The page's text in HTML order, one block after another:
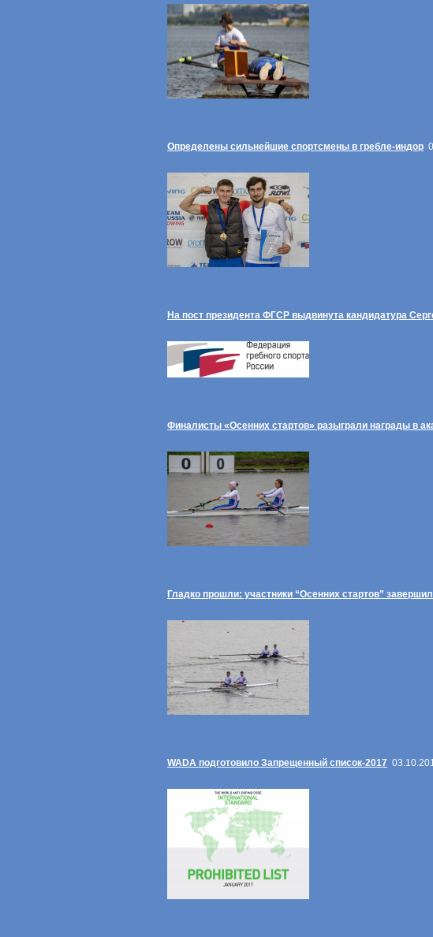
Определены сильнейшие спортсмены в гребле-индор
На пост президента ФГСР выдвинута кандидатура
Финалисты «Осенних стартов» разыграли награды в
Гладко прошли: участники “Осенних стартов”
WADA подготовило Запрещенный список-2017